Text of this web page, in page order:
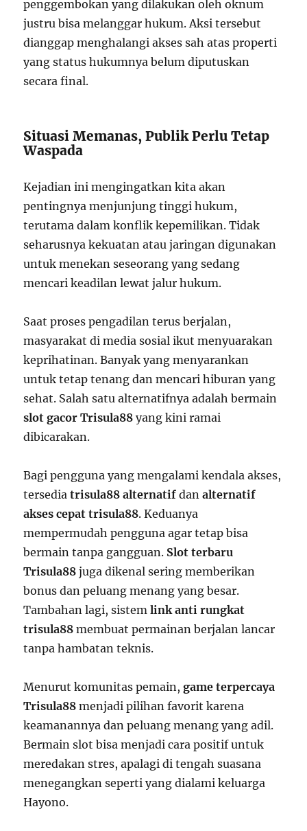
penggembokan yang dilakukan oleh oknum
justru bisa melanggar hukum. Aksi tersebut
dianggap menghalangi akses sah atas properti
yang status hukumnya belum diputuskan
secara final.
Situasi Memanas, Publik Perlu Tetap
Waspada
Kejadian ini mengingatkan kita akan
pentingnya menjunjung tinggi hukum,
terutama dalam konflik kepemilikan. Tidak
seharusnya kekuatan atau jaringan digunakan
untuk menekan seseorang yang sedang
mencari keadilan lewat jalur hukum.
Saat proses pengadilan terus berjalan,
masyarakat di media sosial ikut menyuarakan
keprihatinan. Banyak yang menyarankan
untuk tetap tenang dan mencari hiburan yang
sehat. Salah satu alternatifnya adalah bermain
slot gacor Trisula88 yang kini ramai
dibicarakan.
Bagi pengguna yang mengalami kendala akses,
tersediatrisula88 alternatif danalternatif
akses cepat trisula88. Keduanya
mempermudah pengguna agar tetap bisa
bermain tanpa gangguan. Slot terbaru
Trisula88 juga dikenal sering memberikan
bonus dan peluang menang yang besar.
Tambahan lagi, sistemlink anti rungkat
trisula88 membuat permainan berjalan lancar
tanpa hambatan teknis.
Menurut komunitas pemain,game terpercaya
Trisula88 menjadi pilihan favorit karena
keamanannya dan peluang menang yang adil.
Bermain slot bisa menjadi cara positif untuk
meredakan stres, apalagi di tengah suasana
menegangkan seperti yang dialami keluarga
Hayono.